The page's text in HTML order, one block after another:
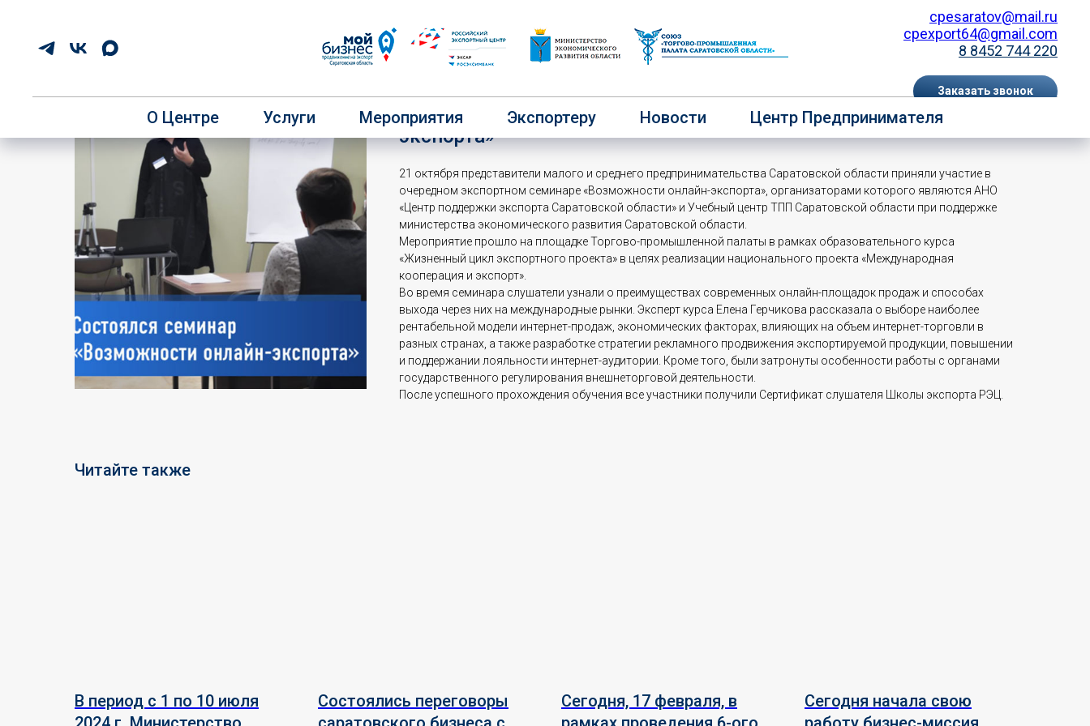
cpesaratov@mail.ru
cpexport64@gmail.com
8 8452 744 220
Заказать звонок
EN RU
О Центре Услуги Мероприятия Экспортеру Новости Центр Предпринимателя
Состоялся экспортный семинар «Возможности онлайн-
экспорта»
21 октября представители малого и среднего предпринимательства Саратовской области приняли участие в
очередном экспортном семинаре «Возможности онлайн-экспорта», организаторами которого являются АНО
«Центр поддержки экспорта Саратовской области» и Учебный центр ТПП Саратовской области при поддержке
министерства экономического развития Саратовской области.
Мероприятие прошло на площадке Торгово-промышленной палаты в рамках образовательного курса
«Жизненный цикл экспортного проекта» в целях реализации национального проекта «Международная
кооперация и экспорт».
Во время семинара слушатели узнали о преимуществах современных онлайн-площадок продаж и способах
выхода через них на международные рынки. Эксперт курса Елена Герчикова рассказала о выборе наиболее
рентабельной модели интернет-продаж, экономических факторах, влияющих на объем интернет-торговли в
разных странах, а также разработке стратегии рекламного продвижения экспортируемой продукции, повышении
и поддержании лояльности интернет-аудитории. Кроме того, были затронуты особенности работы с органами
государственного регулирования внешнеторговой деятельности.
После успешного прохождения обучения все участники получили Сертификат слушателя Школы экспорта РЭЦ.
Читайте также
В период с 1 по 10 июля
Состоялись переговоры
Сегодня, 17 февраля, в
Сегодня начала свою